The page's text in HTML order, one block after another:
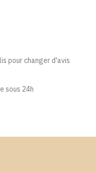
pour changer d'avis
sous 24h